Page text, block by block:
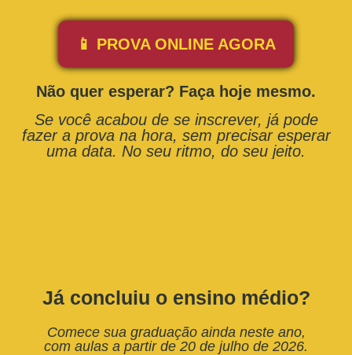
📱 PROVA ONLINE AGORA
Não quer esperar? Faça hoje mesmo.
Se você acabou de se inscrever, já pode
fazer a prova na hora, sem precisar esperar
uma data. No seu ritmo, do seu jeito.
Já concluiu o ensino médio?
Comece sua graduação ainda neste ano,
com aulas a partir de 20 de julho de 2026.